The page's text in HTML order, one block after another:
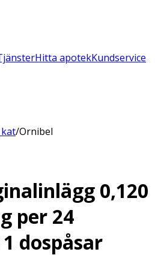
Hitta apotekKundservice
/Ornibel
0,120
per 24
dospåsar